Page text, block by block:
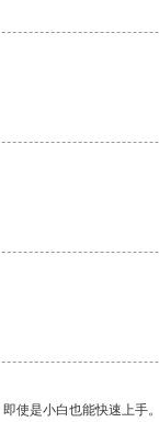
使是小白也能快速上手。